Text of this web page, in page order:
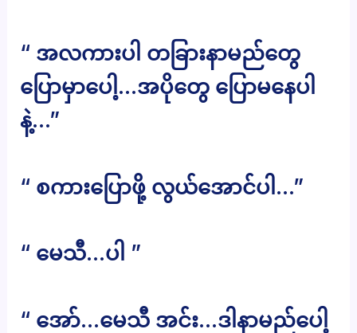
“ အလကားပါ တခြားနာမည်တွေ
ပြောမှာပေါ့…အပိုတွေ ပြောမနေပါ
နဲ့…”
“ စကားပြောဖို့ လွယ်အောင်ပါ…”
“ မေသီ…ပါ ”
“ အော်…မေသီ အင်း…ဒါနာမည်ပေါ့